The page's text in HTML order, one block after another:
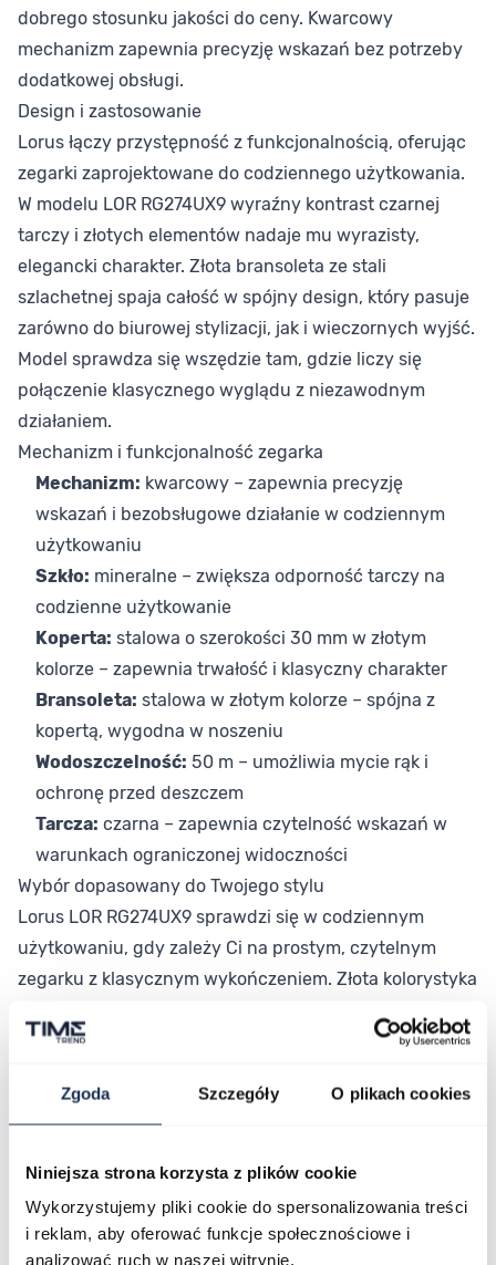
Zgoda Szczegóły O plikach cookies
Niniejsza strona korzysta z plików cookie
Wykorzystujemy pliki cookie do spersonalizowania treści
i reklam, aby oferować funkcje społecznościowe i
analizować ruch w naszej witrynie.
dobrego stosunku jakości do ceny. Kwarcowy
mechanizm zapewnia precyzję wskazań bez potrzeby
dodatkowej obsługi.
Design i zastosowanie
Lorus łączy przystępność z funkcjonalnością, oferując
zegarki zaprojektowane do codziennego użytkowania.
W modelu LOR RG274UX9 wyraźny kontrast czarnej
tarczy i złotych elementów nadaje mu wyrazisty,
elegancki charakter. Złota bransoleta ze stali
szlachetnej spaja całość w spójny design, który pasuje
zarówno do biurowej stylizacji, jak i wieczornych wyjść.
Model sprawdza się wszędzie tam, gdzie liczy się
połączenie klasycznego wyglądu z niezawodnym
działaniem.
Mechanizm i funkcjonalność zegarka
Mechanizm: kwarcowy – zapewnia precyzję
wskazań i bezobsługowe działanie w codziennym
użytkowaniu
Szkło: mineralne – zwiększa odporność tarczy na
codzienne użytkowanie
Koperta: stalowa o szerokości 30 mm w złotym
kolorze – zapewnia trwałość i klasyczny charakter
Bransoleta: stalowa w złotym kolorze – spójna z
kopertą, wygodna w noszeniu
Wodoszczelność: 50 m – umożliwia mycie rąk i
ochronę przed deszczem
Tarcza: czarna – zapewnia czytelność wskazań w
warunkach ograniczonej widoczności
Wybór dopasowany do Twojego stylu
Lorus LOR RG274UX9 sprawdzi się w codziennym
użytkowaniu, gdy zależy Ci na prostym, czytelnym
zegarku z klasycznym wykończeniem. Złota kolorystyka
tworzy elegancki zestaw, który pasuje do różnych
trwałość i dobry stosunek jakości do ceny.
Lorus LOR RG274UX9 to praktyczny wybór dla kobiet,
które szukają niezawodnego zegarka z klasycznym,
złotym wykończeniem. Wybierz model, który łączy
czytelny odczyt, stalową konstrukcję i elegancki